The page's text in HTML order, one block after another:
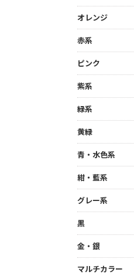
オレンジ
赤系
ピンク
紫系
緑系
黄緑
青・水色系
紺・藍系
グレー系
黒
金・銀
マルチカラー